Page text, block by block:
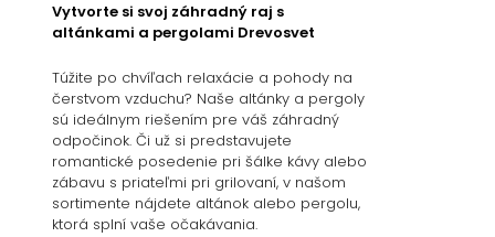
Vytvorte si svoj záhradný raj s
altánkami a pergolami Drevosvet
Túžite po chvíľach relaxácie a pohody na
čerstvom vzduchu? Naše altánky a pergoly
sú ideálnym riešením pre váš záhradný
odpočinok. Či už si predstavujete
romantické posedenie pri šálke kávy alebo
zábavu s priateľmi pri grilovaní, v našom
sortimente nájdete altánok alebo pergolu,
ktorá splní vaše očakávania.